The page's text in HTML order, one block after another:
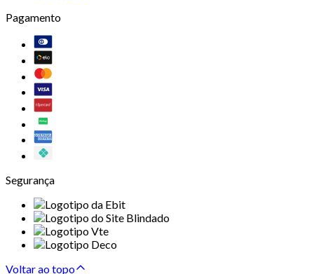
Pagamento
Segurança
Voltar ao topo